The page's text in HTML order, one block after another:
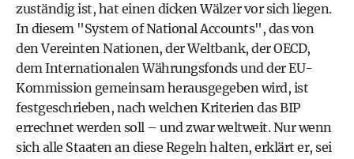
zuständig ist, hat einen dicken Wälzer vor sich liegen.
In diesem "System of National Accounts", das von
den Vereinten Nationen, der Weltbank, der OECD,
dem Internationalen Währungsfonds und der EU-
Kommission gemeinsam herausgegeben wird, ist
festgeschrieben, nach welchen Kriterien das BIP
errechnet werden soll – und zwar weltweit. Nur wenn
sich alle Staaten an diese Regeln halten, erklärt er, sei